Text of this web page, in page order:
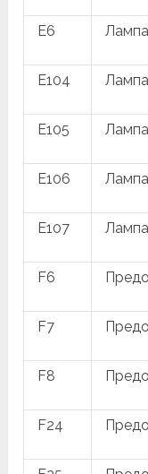
E6
E104
E105
E106
E107
F6
F7
F8
F24